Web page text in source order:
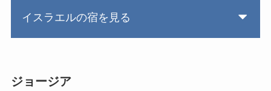
イスラエルの宿を見る
ジョージア